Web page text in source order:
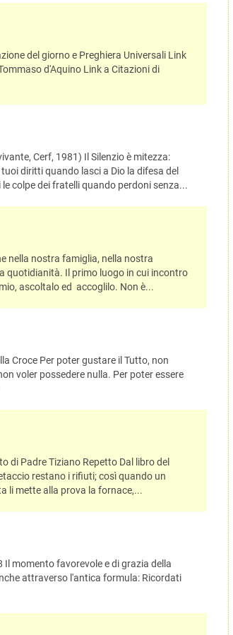
del giorno e Preghiera Universali Link
d'Aquino Link a Citazioni di
Cerf, 1981) Il Silenzio è mitezza:
diritti quando lasci a Dio la difesa del
colpe dei fratelli quando perdoni senza...
nella nostra famiglia, nella nostra
quotidianità. Il primo luogo in cui incontro
ascoltalo ed accoglilo. Non è...
Croce Per poter gustare il Tutto, non
voler possedere nulla. Per poter essere
Padre Tiziano Repetto Dal libro del
restano i rifiuti; così quando un
li mette alla prova la fornace,...
favorevole e di grazia della
attraverso l'antica formula: Ricordati